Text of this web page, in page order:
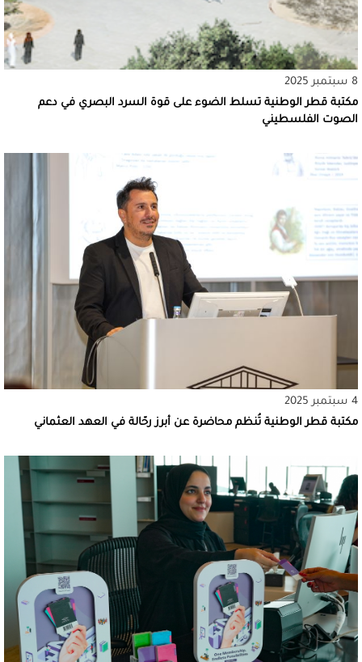
8 سبتمبر 2025
مكتبة قطر الوطنية تسلط الضوء على قوة السرد البصري في دعم
الصوت الفلسطيني
4 سبتمبر 2025
مكتبة قطر الوطنية تُنظم محاضرة عن أبرز رحّالة في العهد العثماني